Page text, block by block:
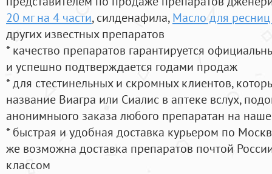
20 мг на 4 части, силденафила, Масло для
других известных препаратов
* качество препаратов гарантируется
и успешно подтверждается годами продаж
* для стестинельных и скромных клиентов,
название Виагра или Сиалис в аптеке вслух,
анонимныого заказа любого препаратан на
* быстрая и удобная доставка курьером по
же возможна доставка препаратов почтой
классом